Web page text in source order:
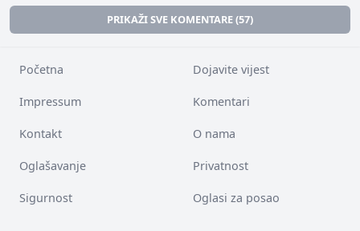
PRIKAŽI SVE KOMENTARE (57)
Početna Dojavite vijest
Impressum Komentari
Kontakt O nama
Oglašavanje Privatnost
Sigurnost Oglasi za posao